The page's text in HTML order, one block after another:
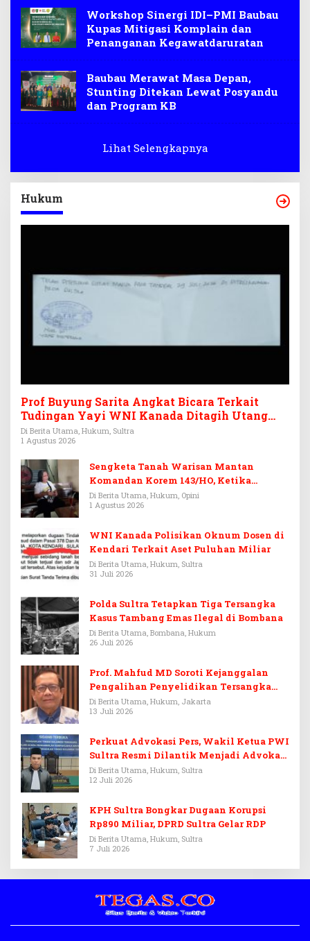
Workshop Sinergi IDI–PMI Baubau
Kupas Mitigasi Komplain dan
Penanganan Kegawatdaruratan
Baubau Merawat Masa Depan,
Stunting Ditekan Lewat Posyandu
dan Program KB
Lihat Selengkapnya
Hukum
Prof Buyung Sarita Angkat Bicara Terkait
Tudingan Yayi WNI Kanada Ditagih Utang
Rp3,6 Miliar
Di Berita Utama, Hukum, Sultra
1 Agustus 2026
Sengketa Tanah Warisan Mantan
Komandan Korem 143/HO, Ketika
Warisan Menjadi Arena Pemerasan
Di Berita Utama, Hukum, Opini
1 Agustus 2026
WNI Kanada Polisikan Oknum Dosen di
Kendari Terkait Aset Puluhan Miliar
Di Berita Utama, Hukum, Sultra
31 Juli 2026
Polda Sultra Tetapkan Tiga Tersangka
Kasus Tambang Emas Ilegal di Bombana
Di Berita Utama, Bombana, Hukum
26 Juli 2026
Prof. Mahfud MD Soroti Kejanggalan
Pengalihan Penyelidikan Tersangka
Febrie Adriansyah
Di Berita Utama, Hukum, Jakarta
13 Juli 2026
Perkuat Advokasi Pers, Wakil Ketua PWI
Sultra Resmi Dilantik Menjadi Advokat
PERADI
Di Berita Utama, Hukum, Sultra
12 Juli 2026
KPH Sultra Bongkar Dugaan Korupsi
Rp890 Miliar, DPRD Sultra Gelar RDP
Di Berita Utama, Hukum, Sultra
7 Juli 2026